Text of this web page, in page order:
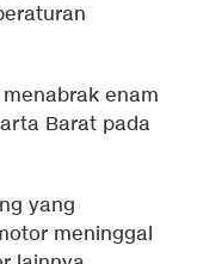
enam
Barat pada
yang
meninggal